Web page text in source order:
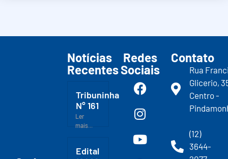
Notícias
Recentes
Tribuninha
N° 161
Ler
mais...
Edital
Redes
Sociais
Contato
Rua
Glicerio,
Centro -
(12)
3644-